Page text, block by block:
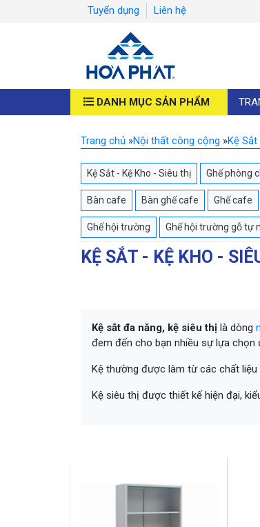
Tuyển dụng Liên hệ
DANH MỤC SẢN PHẨM
Trang chủ »Nội thất công cộng »Kệ
Kệ Sắt - Kệ Kho - Siêu thị Ghế phòng
Bàn cafe Bàn ghế cafe Ghế cafe
Ghế hội trường Ghế hội trường gỗ tự
KỆ SẮT - KỆ KHO -
Kệ sắt đa năng, kệ siêu thị là dòng
đem đến cho bạn nhiều sự lựa chọn
Kệ thường được làm từ các chất
Kệ siêu thị được thiết kế hiện đại,